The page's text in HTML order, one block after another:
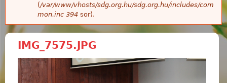
(/var/www/vhosts/sdg.org.hu/sdg.org.hu/includes/com
mon.inc 394 sor).
IMG_7575.JPG